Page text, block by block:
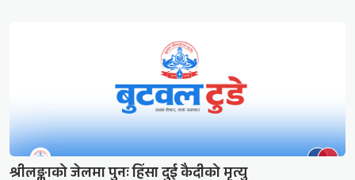
श्रीलङ्काको जेलमा पुनः हिंसा दुई कैदीको मृत्यु